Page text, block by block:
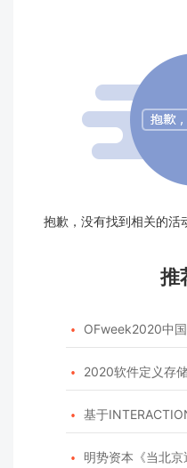
抱歉，没有找到相关的活
推
 OFweek2020中
 2020软件定义存
 基于INTERACTION数
 明势资本《当北京遇上